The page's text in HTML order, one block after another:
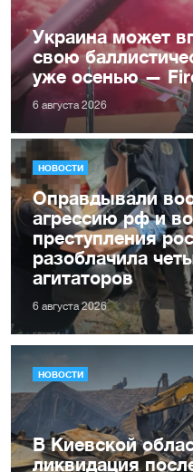
Украина может
свою
уже осенью —
6 августа 2026
НОВОСТИ
Оправдывали
агрессию рф и
преступления
разоблачила
агитаторов
6 августа 2026
НОВОСТИ
В Киевской
ликвидация